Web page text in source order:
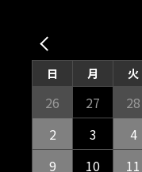
日 月 火
26 27 28
2
3 4
9
10 11